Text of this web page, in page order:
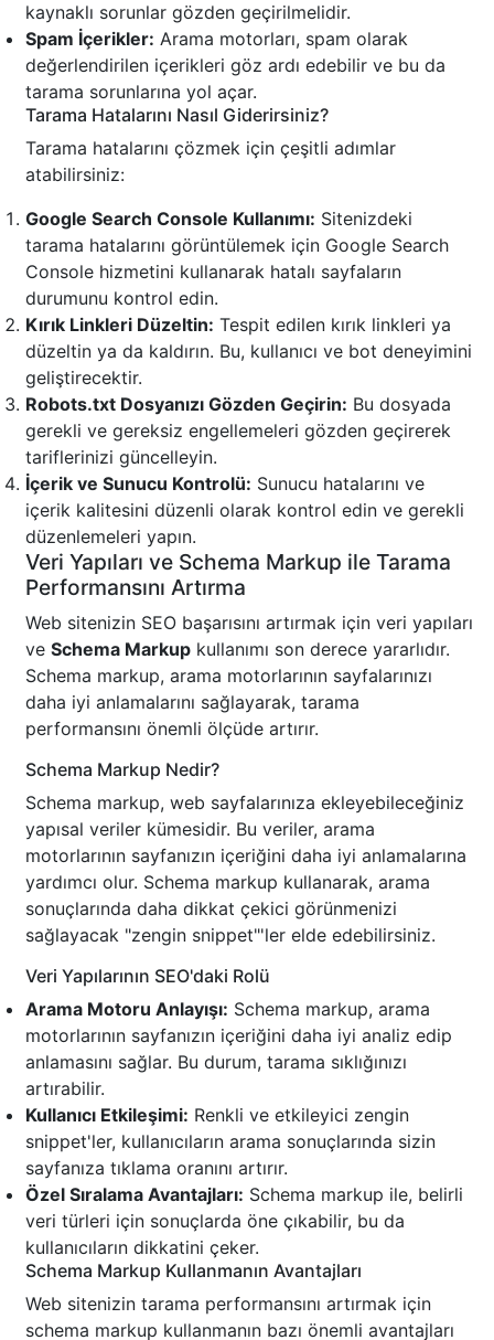
kaynaklı sorunlar gözden geçirilmelidir.
Spam İçerikler: Arama motorları, spam olarak
değerlendirilen içerikleri göz ardı edebilir ve bu da
tarama sorunlarına yol açar.
Tarama Hatalarını Nasıl Giderirsiniz?
Tarama hatalarını çözmek için çeşitli adımlar
atabilirsiniz:
Google Search Console Kullanımı: Sitenizdeki
tarama hatalarını görüntülemek için Google Search
Console hizmetini kullanarak hatalı sayfaların
durumunu kontrol edin.
Kırık Linkleri Düzeltin: Tespit edilen kırık linkleri ya
düzeltin ya da kaldırın. Bu, kullanıcı ve bot deneyimini
geliştirecektir.
Robots.txt Dosyanızı Gözden Geçirin: Bu dosyada
gerekli ve gereksiz engellemeleri gözden geçirerek
tariflerinizi güncelleyin.
İçerik ve Sunucu Kontrolü: Sunucu hatalarını ve
içerik kalitesini düzenli olarak kontrol edin ve gerekli
düzenlemeleri yapın.
Veri Yapıları ve Schema Markup ile Tarama
Performansını Artırma
Web sitenizin SEO başarısını artırmak için veri yapıları
ve Schema Markup kullanımı son derece yararlıdır.
Schema markup, arama motorlarının sayfalarınızı
daha iyi anlamalarını sağlayarak, tarama
performansını önemli ölçüde artırır.
Schema Markup Nedir?
Schema markup, web sayfalarınıza ekleyebileceğiniz
yapısal veriler kümesidir. Bu veriler, arama
motorlarının sayfanızın içeriğini daha iyi anlamalarına
yardımcı olur. Schema markup kullanarak, arama
sonuçlarında daha dikkat çekici görünmenizi
sağlayacak "zengin snippet"'ler elde edebilirsiniz.
Veri Yapılarının SEO'daki Rolü
Arama Motoru Anlayışı: Schema markup, arama
motorlarının sayfanızın içeriğini daha iyi analiz edip
anlamasını sağlar. Bu durum, tarama sıklığınızı
artırabilir.
Kullanıcı Etkileşimi: Renkli ve etkileyici zengin
snippet'ler, kullanıcıların arama sonuçlarında sizin
sayfanıza tıklama oranını artırır.
Özel Sıralama Avantajları: Schema markup ile, belirli
veri türleri için sonuçlarda öne çıkabilir, bu da
kullanıcıların dikkatini çeker.
Schema Markup Kullanmanın Avantajları
Web sitenizin tarama performansını artırmak için
schema markup kullanmanın bazı önemli avantajları